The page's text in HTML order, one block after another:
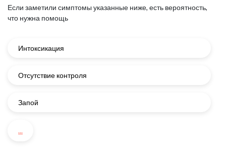
Если заметили симптомы указанные ниже, есть вероятность,
что нужна помощь
Интоксикация
Отсутствие контроля
Запой
...